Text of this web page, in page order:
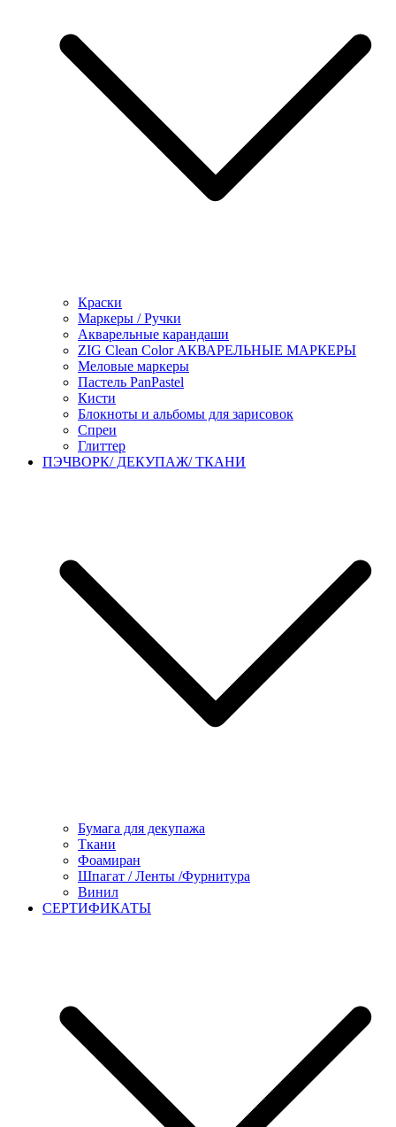
Краски
Маркеры / Ручки
Акварельные карандаши
ZIG Clean Color АКВАРЕЛЬНЫЕ МАРКЕРЫ
Меловые маркеры
Пастель PanPastel
Кисти
Блокноты и альбомы для зарисовок
Спреи
Глиттер
ПЭЧВОРК/ ДЕКУПАЖ/ ТКАНИ
Бумага для декупажа
Ткани
Фоамиран
Шпагат / Ленты /Фурнитура
Винил
СЕРТИФИКАТЫ